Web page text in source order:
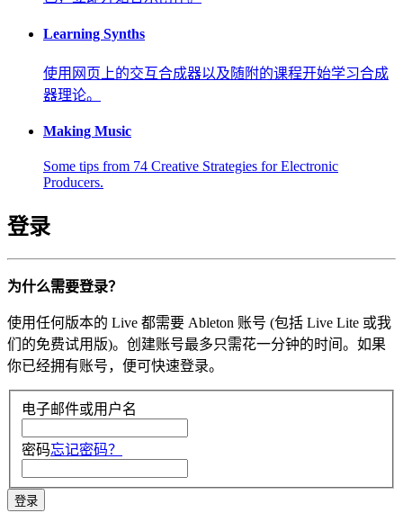
Learning Synths
使用网页上的交互合成器以及随附的课程开始学习合成
器理论。
Making Music
Some tips from 74 Creative Strategies for Electronic
Producers.
登录
为什么需要登录？
使用任何版本的 Live 都需要 Ableton 账号 (包括 Live Lite 或我
们的免费试用版)。创建账号最多只需花一分钟的时间。如果
你已经拥有账号，便可快速登录。
电子邮件或用户名
密码忘记密码？